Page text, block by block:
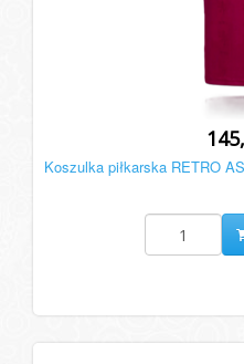
Koszulka piłkarska RETRO